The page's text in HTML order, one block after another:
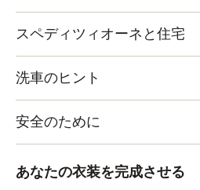
スペディツィオーネと住宅
洗車のヒント
安全のために
あなたの衣装を完成させる